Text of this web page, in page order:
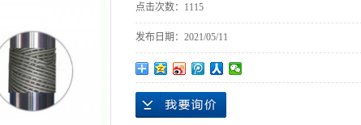
点击次数： 1115
发布日期： 2021/05/11